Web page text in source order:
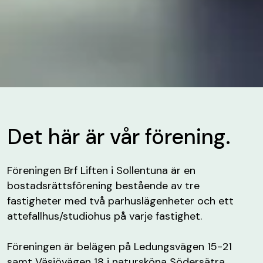
Det här är vår förening.
Föreningen Brf Liften i Sollentuna är en
bostadsrättsförening bestående av tre
fastigheter med två parhuslägenheter och ett
attefallhus/studiohus på varje fastighet.
Föreningen är belägen på Ledungsvägen 15-21